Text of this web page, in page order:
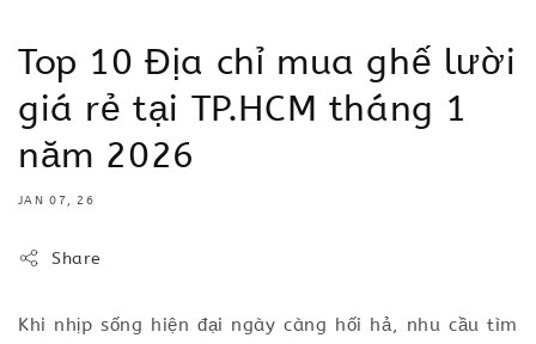
Top 10 Địa chỉ mua ghế lười
giá rẻ tại TP.HCM tháng 1
năm 2026
JAN 07, 26
Share
Khi nhịp sống hiện đại ngày càng hối hả, nhu cầu tìm